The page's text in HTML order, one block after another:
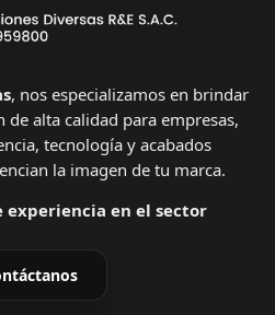
, nos especializamos en brindar
alta calidad para empresas,
tecnología y acabados
la imagen de tu marca.
experiencia en el sector